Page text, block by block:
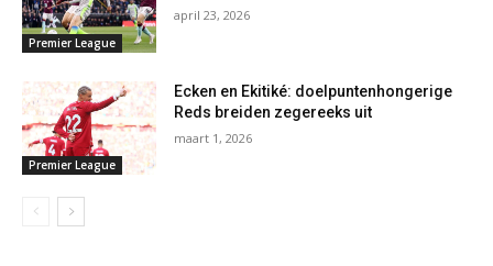
Premier League
april 23, 2026
Premier League
Ecken en Ekitiké: doelpuntenhongerige
Reds breiden zegereeks uit
maart 1, 2026